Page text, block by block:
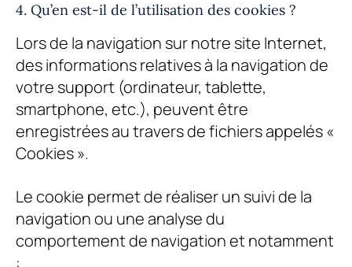
4. Qu’en est-il de l’utilisation des cookies ?
Lors de la navigation sur notre site Internet,
des informations relatives à la navigation de
votre support (ordinateur, tablette,
smartphone, etc.), peuvent être
enregistrées au travers de fichiers appelés «
Cookies ».
Le cookie permet de réaliser un suivi de la
navigation ou une analyse du
comportement de navigation et notamment
: